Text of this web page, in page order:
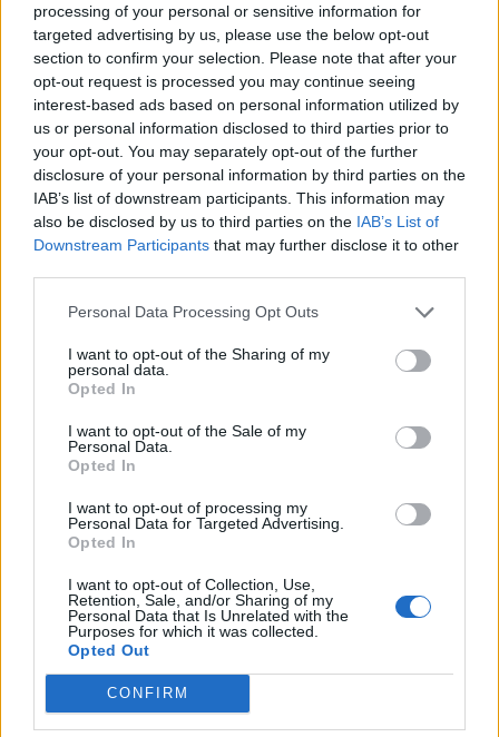
processing of your personal or sensitive information for
targeted advertising by us, please use the below opt-out
section to confirm your selection. Please note that after your
opt-out request is processed you may continue seeing
interest-based ads based on personal information utilized by
us or personal information disclosed to third parties prior to
your opt-out. You may separately opt-out of the further
disclosure of your personal information by third parties on the
IAB’s list of downstream participants. This information may
also be disclosed by us to third parties on the IAB’s List of
Downstream Participants that may further disclose it to other
Personal Data Processing Opt Outs
I want to opt-out of the Sharing of my
personal data.
Opted In
I want to opt-out of the Sale of my
Personal Data.
Opted In
I want to opt-out of processing my
Personal Data for Targeted Advertising.
Opted In
I want to opt-out of Collection, Use,
Retention, Sale, and/or Sharing of my
Personal Data that Is Unrelated with the
Purposes for which it was collected.
Opted Out
CONFIRM
των Oasis και την sold-out περιοδεία “Oasis Live
Philip Glass: Παγκόσμια γιορτή για τα 90ά
γενέθλιά του με πρεμιέρα της “Συμφωνίας
Νο. 15: Lincoln”
29.05.26
Ο Philip Glass θα γιορτάσει τα 90ά του γενέθλια στις 31
Ιανουαρίου 2027 με μια πολυετή, διεθνή σειρά εκδηλώσεων
που κορυφώνεται με την παγκόσμια πρεμιέρα της "Συμφωνίας
Νο. 15: Lincoln" και επετειακά